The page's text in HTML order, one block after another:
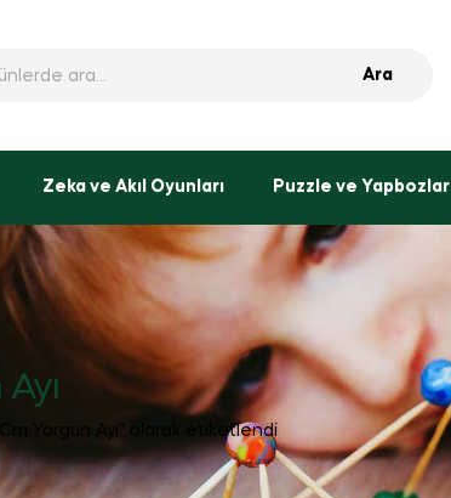
Ara
Zeka ve Akıl Oyunları Puzzle ve Yapbozlar
Yorgun Ayı” olarak etiketlendi